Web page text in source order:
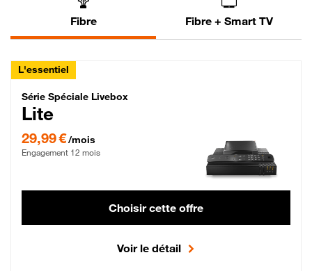
Fibre Fibre + Smart TV
L'essentiel
Série Spéciale Livebox Lite Fibre
Série Spéciale Livebox
Lite
29,99 €/mois
Engagement 12 mois
Choisir cette offre
Voir le détail